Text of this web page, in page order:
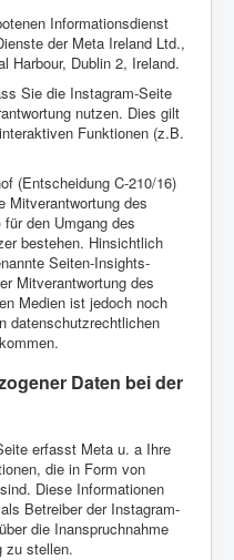
Informationsdienst
der Meta Ireland Ltd.,
Harbour, Dublin 2, Ireland.
Sie die Instagram-Seite
nutzen. Dies gilt
Funktionen (z.B.
(Entscheidung C-210/16)
Mitverantwortung des
den Umgang des
bestehen. Hinsichtlich
Seiten-Insights-
Mitverantwortung des
Medien ist jedoch noch
datenschutzrechtlichen
Daten bei der
erfasst Meta u. a Ihre
die in Form von
Diese Informationen
Betreiber der Instagram-
die Inanspruchnahme
zu stellen.